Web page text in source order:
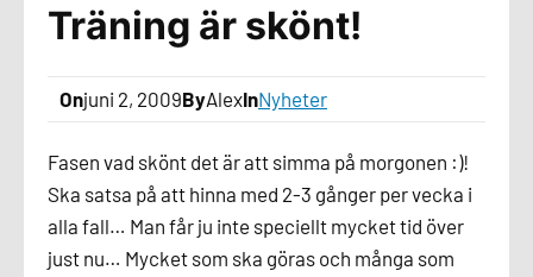
Träning är skönt!
Onjuni 2, 2009ByAlexInNyheter
Fasen vad skönt det är att simma på morgonen :)!
Ska satsa på att hinna med 2-3 gånger per vecka i
alla fall… Man får ju inte speciellt mycket tid över
just nu… Mycket som ska göras och många som